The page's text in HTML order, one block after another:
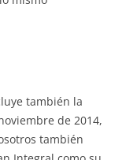
también la
de 2014,
también